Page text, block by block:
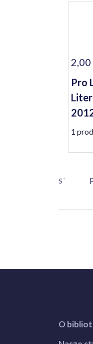
2,00
Pro
1
START
O